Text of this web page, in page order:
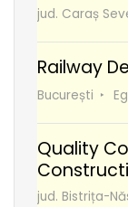
jud. Caraș
Railway
București
Quality
jud. Bistrița-